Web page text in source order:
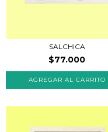
SALCHICA
$77.000